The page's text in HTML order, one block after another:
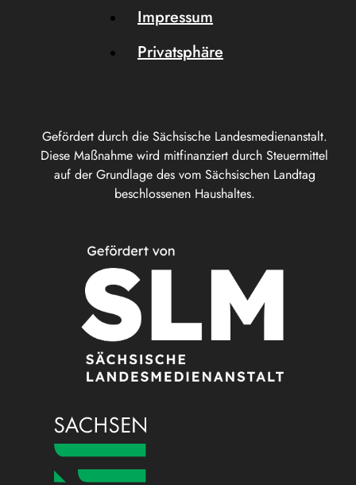
Gefördert durch die Sächsische Landesmedienanstalt.
Diese Maßnahme wird mitfinanziert durch Steuermittel
auf der Grundlage des vom Sächsischen Landtag
beschlossenen Haushaltes.
Impressum
Privatsphäre